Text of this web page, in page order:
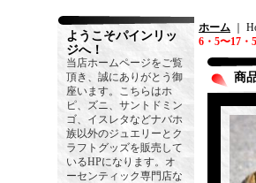
ようこそパインリッ
ジへ！
当店ホームページをご覧
頂き、誠にありがとう御
座います。こちらはホ
ピ、ズニ、サントドミン
ゴ、イスレタなどナバホ
族以外のジュエリーとク
ラフトグッズを販売して
いるHPになります。オ
ーセンティック専門店な
ホーム ｜
6・5〜17・
商